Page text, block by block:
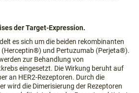
der Target-Expression.
es sich um die beiden rekombinanten
und Pertuzumab (Perjeta®).
zur Behandlung von
eingesetzt. Die Wirkung beruht auf
an HER2-Rezeptoren. Durch die
wird die Dimerisierung der Rezeptoren